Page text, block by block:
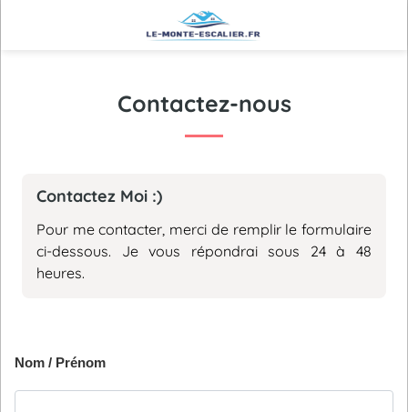
Contactez-nous
Contactez Moi :)
Pour me contacter, merci de remplir le formulaire
ci-dessous. Je vous répondrai sous 24 à 48
heures.
Nom / Prénom